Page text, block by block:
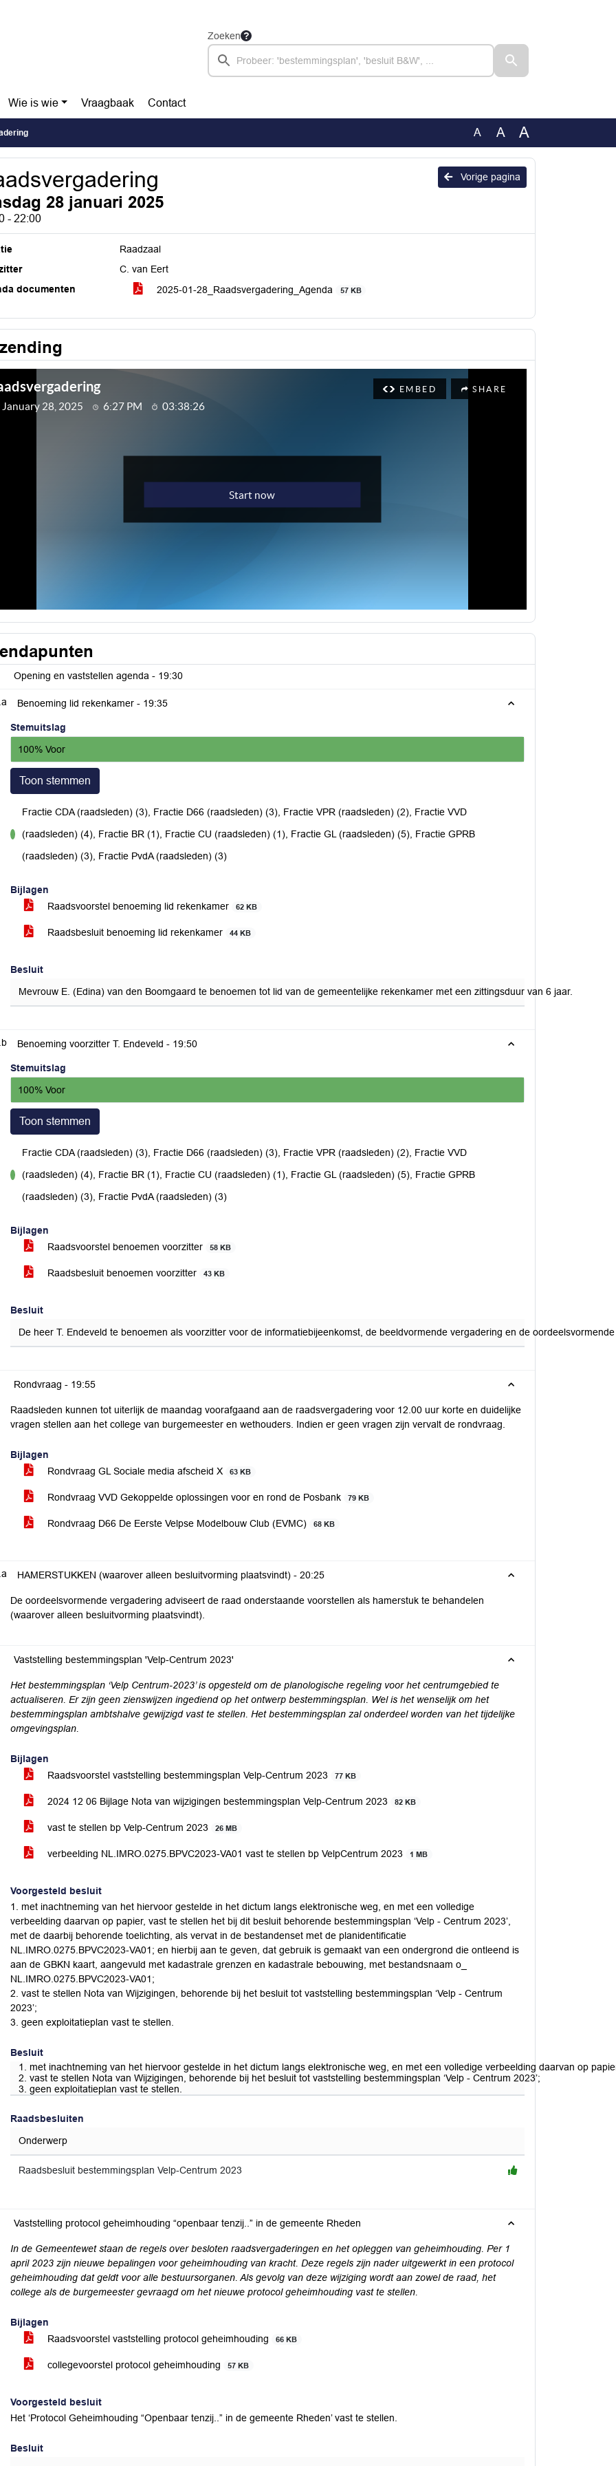
Zoeken
Wie is wie Vraagbaak Contact
A A A
Vorige pagina
28 januari 2025
- 22:00
Raadzaal
C. van Eert
documenten
2025-01-28_Raadsvergadering_Agenda 57 KB
Opening en vaststellen agenda - 19:30
Benoeming lid rekenkamer - 19:35
Stemuitslag
100% Voor
Toon stemmen
Fractie CDA (raadsleden) (3), Fractie D66 (raadsleden) (3), Fractie VPR (raadsleden) (2), Fractie VVD
(raadsleden) (4), Fractie BR (1), Fractie CU (raadsleden) (1), Fractie GL (raadsleden) (5), Fractie GPRB
(raadsleden) (3), Fractie PvdA (raadsleden) (3)
Bijlagen
Raadsvoorstel benoeming lid rekenkamer
62 KB
Raadsbesluit benoeming lid rekenkamer 44 KB
Besluit
Mevrouw E. (Edina) van den Boomgaard te benoemen tot lid van de gemeentelijke rekenkamer met een zittingsduur van 6 jaar.
Benoeming voorzitter T. Endeveld - 19:50
Stemuitslag
100% Voor
Toon stemmen
Fractie CDA (raadsleden) (3), Fractie D66 (raadsleden) (3), Fractie VPR (raadsleden) (2), Fractie VVD
(raadsleden) (4), Fractie BR (1), Fractie CU (raadsleden) (1), Fractie GL (raadsleden) (5), Fractie GPRB
(raadsleden) (3), Fractie PvdA (raadsleden) (3)
Bijlagen
Raadsvoorstel benoemen voorzitter
58 KB
Raadsbesluit benoemen voorzitter 43 KB
Besluit
De heer T. Endeveld te benoemen als voorzitter voor de informatiebijeenkomst, de beeldvormende vergadering en de
Rondvraag - 19:55
Raadsleden kunnen tot uiterlijk de maandag voorafgaand aan de raadsvergadering voor 12.00 uur korte en duidelijke
vragen stellen aan het college van burgemeester en wethouders. Indien er geen vragen zijn vervalt de rondvraag.
Bijlagen
Rondvraag GL Sociale media afscheid X
63 KB
Rondvraag VVD Gekoppelde oplossingen voor en rond de Posbank 79 KB
Rondvraag D66 De Eerste Velpse Modelbouw Club (EVMC) 68 KB
HAMERSTUKKEN (waarover alleen besluitvorming plaatsvindt) - 20:25
De oordeelsvormende vergadering adviseert de raad onderstaande voorstellen als hamerstuk te behandelen
(waarover alleen besluitvorming plaatsvindt).
Vaststelling bestemmingsplan 'Velp-Centrum 2023'
Het bestemmingsplan ‘Velp Centrum-2023’ is opgesteld om de planologische regeling voor het centrumgebied te
actualiseren. Er zijn geen zienswijzen ingediend op het ontwerp bestemmingsplan. Wel is het wenselijk om het
bestemmingsplan ambtshalve gewijzigd vast te stellen. Het bestemmingsplan zal onderdeel worden van het tijdelijke
omgevingsplan.
Bijlagen
Raadsvoorstel vaststelling bestemmingsplan Velp-Centrum 2023
77 KB
2024 12 06 Bijlage Nota van wijzigingen bestemmingsplan Velp-Centrum 2023 82 KB
vast te stellen bp Velp-Centrum 2023 26 MB
verbeelding NL.IMRO.0275.BPVC2023-VA01 vast te stellen bp VelpCentrum 2023 1 MB
Voorgesteld besluit
1. met inachtneming van het hiervoor gestelde in het dictum langs elektronische weg, en met een volledige
verbeelding daarvan op papier, vast te stellen het bij dit besluit behorende bestemmingsplan ‘Velp - Centrum 2023’,
met de daarbij behorende toelichting, als vervat in de bestandenset met de planidentificatie
NL.IMRO.0275.BPVC2023-VA01; en hierbij aan te geven, dat gebruik is gemaakt van een ondergrond die ontleend is
aan de GBKN kaart, aangevuld met kadastrale grenzen en kadastrale bebouwing, met bestandsnaam o_
NL.IMRO.0275.BPVC2023-VA01;
2. vast te stellen Nota van Wijzigingen, behorende bij het besluit tot vaststelling bestemmingsplan ‘Velp - Centrum
2023’;
3. geen exploitatieplan vast te stellen.
Besluit
1. met inachtneming van het hiervoor gestelde in het dictum langs elektronische weg, en met een volledige verbeelding daarvan op
2. vast te stellen Nota van Wijzigingen, behorende bij het besluit tot vaststelling bestemmingsplan ‘Velp - Centrum 2023’;
3. geen exploitatieplan vast te stellen.
Raadsbesluiten
Onderwerp
Raadsbesluit bestemmingsplan Velp-Centrum 2023
Vaststelling protocol geheimhouding “openbaar tenzij..” in de gemeente Rheden
In de Gemeentewet staan de regels over besloten raadsvergaderingen en het opleggen van geheimhouding. Per 1
april 2023 zijn nieuwe bepalingen voor geheimhouding van kracht. Deze regels zijn nader uitgewerkt in een protocol
geheimhouding dat geldt voor alle bestuursorganen. Als gevolg van deze wijziging wordt aan zowel de raad, het
college als de burgemeester gevraagd om het nieuwe protocol geheimhouding vast te stellen.
Bijlagen
Raadsvoorstel vaststelling protocol geheimhouding
66 KB
collegevoorstel protocol geheimhouding 57 KB
Voorgesteld besluit
Het ‘Protocol Geheimhouding “Openbaar tenzij..” in de gemeente Rheden’ vast te stellen.
Besluit